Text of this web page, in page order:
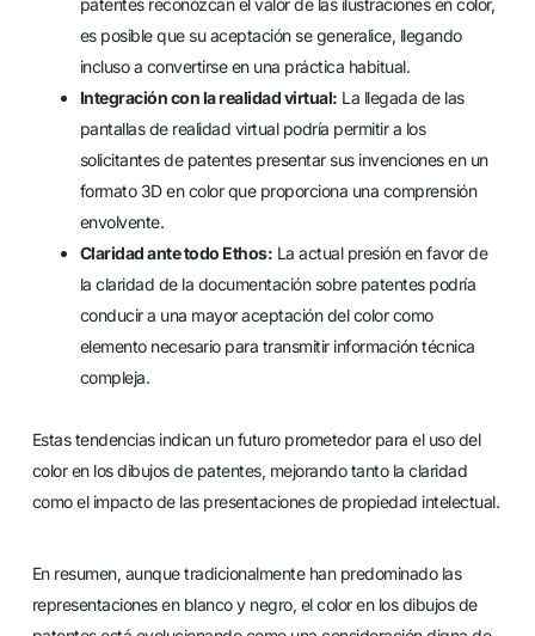
es posible que su aceptación se generalice, llegando
incluso a convertirse en una práctica habitual.
Integración con la realidad virtual: La llegada de las
pantallas de realidad virtual podría permitir a los
solicitantes de patentes presentar sus invenciones en un
formato 3D en color que proporciona una comprensión
envolvente.
Claridad ante todo Ethos: La actual presión en favor de
la claridad de la documentación sobre patentes podría
conducir a una mayor aceptación del color como
elemento necesario para transmitir información técnica
compleja.
Estas tendencias indican un futuro prometedor para el uso del
color en los dibujos de patentes, mejorando tanto la claridad
como el impacto de las presentaciones de propiedad intelectual.
En resumen, aunque tradicionalmente han predominado las
representaciones en blanco y negro, el color en los dibujos de